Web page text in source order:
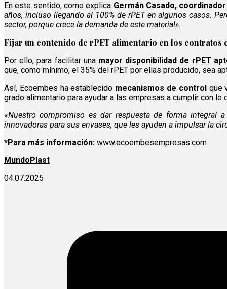
En este sentido, como explica Germán Casado,
años, incluso llegando al 100% de rPET en algunos casos.
sector, porque crece la demanda de este material».
Fijar un contenido de rPET alimentario en los contratos
Por ello, para facilitar una mayor disponibilidad de rPET
que, como mínimo, el 35% del rPET por ellas producido, sea
Así, Ecoembes ha establecido mecanismos de control que
grado alimentario para ayudar a las empresas a cumplir con lo
«Nuestro compromiso es dar respuesta de forma integral
innovadoras para sus envases, que les ayuden a impulsar la
*Para más información: www.ecoembesempresas.com
MundoPlast
04.07.2025